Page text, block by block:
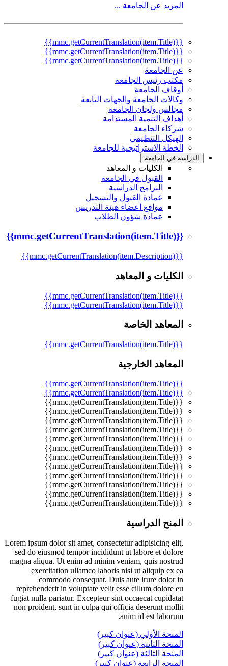
المزيد عن الجامعة ...
{{mmc.getCurrentTranslation(item.Title)}}
{{mmc.getCurrentTranslation(item.Title)}}
{{mmc.getCurrentTranslation(item.Title)}}
عن الجامعة
مكتب رئيس الجامعة
أوقاف الجامعة
وكالات الجامعة والجهات التابعة
مجالس ولجان الجامعة
أهداف التنمية المستدامة
شركاء الجامعة
الهيكل التنظيمي
الخطة الاستراتيجية للجامعة
الدراسة في الجامعة
الكليات و المعاهد
القبول في الجامعة
البرامج الدراسية
عمادة القبول والتسجيل
مواقع أعضاء هيئة التدريس
عمادة شؤون الطلاب
{{mmc.getCurrentTranslation(item.Title)}}
{{mmc.getCurrentTranslation(item.Description)}}
الكليات و المعاهد
{{mmc.getCurrentTranslation(item.Title)}}
{{mmc.getCurrentTranslation(item.Title)}}
المعاهد الخاصة
{{mmc.getCurrentTranslation(item.Title)}}
المعاهد الخارجية
{{mmc.getCurrentTranslation(item.Title)}}
{{mmc.getCurrentTranslation(item.Title)}}
{{mmc.getCurrentTranslation(item.Title)}}
{{mmc.getCurrentTranslation(item.Title)}}
{{mmc.getCurrentTranslation(item.Title)}}
{{mmc.getCurrentTranslation(item.Title)}}
{{mmc.getCurrentTranslation(item.Title)}}
{{mmc.getCurrentTranslation(item.Title)}}
{{mmc.getCurrentTranslation(item.Title)}}
{{mmc.getCurrentTranslation(item.Title)}}
{{mmc.getCurrentTranslation(item.Title)}}
{{mmc.getCurrentTranslation(item.Title)}}
{{mmc.getCurrentTranslation(item.Title)}}
{{mmc.getCurrentTranslation(item.Title)}}
المنح الدراسية
Lorem ipsum dolor sit amet, consectetur adipisicing elit,
sed do eiusmod tempor incididunt ut labore et dolore
magna aliqua. Ut enim ad minim veniam, quis nostrud
exercitation ullamco laboris nisi ut aliquip ex ea
commodo consequat. Duis aute irure dolor in
reprehenderit in voluptate velit esse cillum dolore eu
fugiat nulla pariatur. Excepteur sint occaecat cupidatat
non proident, sunt in culpa qui officia deserunt mollit
anim id est laborum.
المنحة الأولي (عنوان كبير)
المنحة الثانية (عنوان كبير)
المنحة الثالثة (عنوان كبير)
المنحة الرابعة (عنوان كبير)